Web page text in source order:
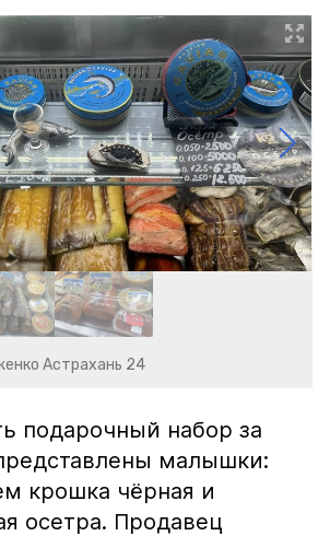
Астрахань 24
подарочный набор за
малышки:
крошка чёрная и
осетра. Продавец